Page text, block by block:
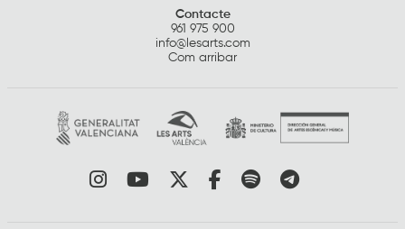
Contacte
961 975 900
info@lesarts.com
Com arribar
Link a instagram
Link a youtube
Link a twitter
Link a facebook
Link a spotify
Link a